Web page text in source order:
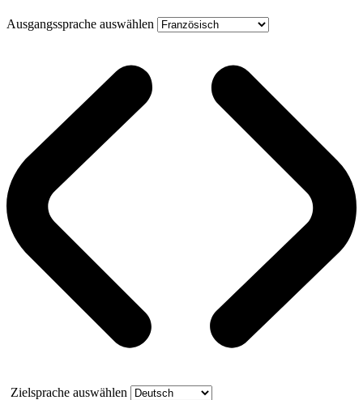
Ausgangssprache auswählen
Zielsprache auswählen